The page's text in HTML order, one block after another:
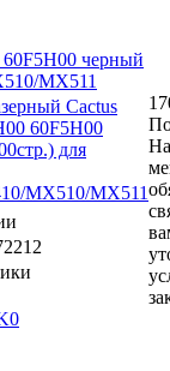
черный
MX511
Cactus
60F5H00
для
MX510/MX511